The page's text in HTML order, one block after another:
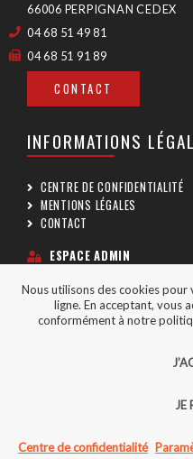
66006 PERPIGNAN CEDEX
04 68 51 49 81
04 68 51 91 89
CONTACT
INFORMATIONS
CENTRE DE CONFIDENTIALITÉ
MENTIONS LÉGALES
CONTACT
ESPACE ADMIN
SUIVEZ-NOUS
CRÉÉ AVEC PASSION PAR
Nous utilisons des cookies
ligne. En acceptant, vous
conformément à notre
JE
Centre de confidentialité